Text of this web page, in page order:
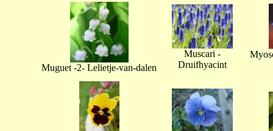
Muguet -2- Lelietje-van-dalen
Muscari -
Druifhyacint